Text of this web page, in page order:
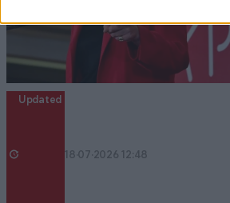
Updated
18·07·2026 12:48